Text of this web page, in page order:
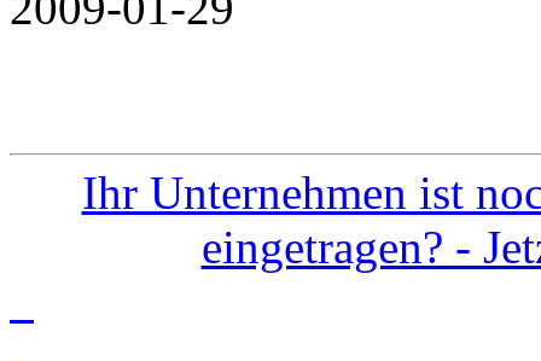
Ihr Unternehmen ist
eingetragen? -